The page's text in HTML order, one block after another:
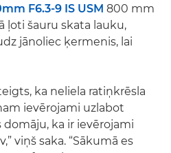
F6.3-9 IS USM 800 mm
ļoti šauru skata lauku,
jānoliec ķermenis, lai
ka neliela ratiņkrēsla
ievērojami uzlabot
domāju, ka ir ievērojami
viņš saka. “Sākumā es